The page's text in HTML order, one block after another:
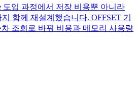
도입 과정에서 저장 비용뿐 아니라
함께 재설계했습니다. OFFSET 기
조회로 바꿔 비용과 메모리 사용량